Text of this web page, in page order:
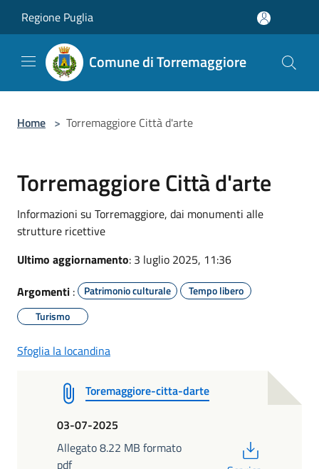
Regione Puglia
Comune di Torremaggiore
Home > Torremaggiore Città d'arte
Torremaggiore Città d'arte
Informazioni su Torremaggiore, dai monumenti alle
strutture ricettive
Ultimo aggiornamento: 3 luglio 2025, 11:36
Argomenti : Patrimonio culturale
Tempo libero
Turismo
Sfoglia la locandina
Toremaggiore-citta-darte
03-07-2025
Allegato 8.22 MB formato
pdf